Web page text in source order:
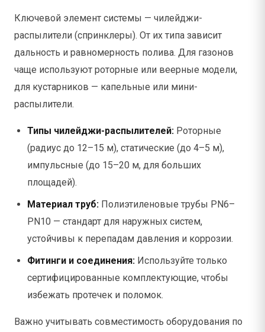
Ключевой элемент системы — чилейджи-
распылители (спринклеры). От их типа зависит
дальность и равномерность полива. Для газонов
чаще используют роторные или веерные модели,
для кустарников — капельные или мини-
распылители.
Типы чилейджи-распылителей: Роторные
(радиус до 12–15 м), статические (до 4–5 м),
импульсные (до 15–20 м, для больших
площадей).
Материал труб: Полиэтиленовые трубы PN6–
PN10 — стандарт для наружных систем,
устойчивы к перепадам давления и коррозии.
Фитинги и соединения: Используйте только
сертифицированные комплектующие, чтобы
избежать протечек и поломок.
Важно учитывать совместимость оборудования по